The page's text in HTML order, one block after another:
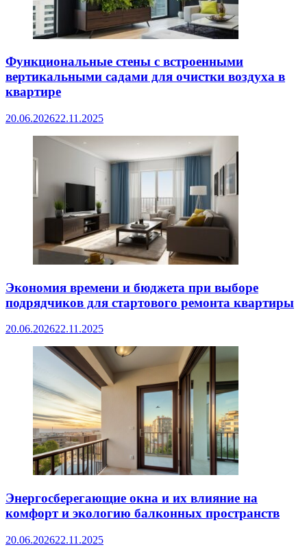
Функциональные стены с встроенными
вертикальными садами для очистки воздуха в
квартире
20.06.202622.11.2025
Экономия времени и бюджета при выборе
подрядчиков для стартового ремонта квартиры
20.06.202622.11.2025
Энергосберегающие окна и их влияние на
комфорт и экологию балконных пространств
20.06.202622.11.2025